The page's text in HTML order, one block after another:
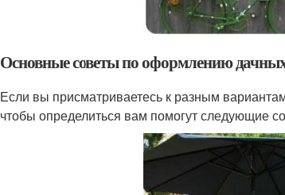
Основные советы по оформлению
Если вы присматриваетесь к разным
чтобы определиться вам помогут следующие